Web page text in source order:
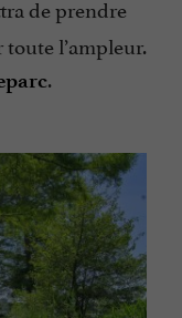
de prendre
l’ampleur.
.